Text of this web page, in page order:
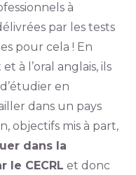
à
par les tests
pour cela ! En
à l’oral anglais, ils
en
dans un pays
objectifs mis à part,
dans la
le CECRL et donc